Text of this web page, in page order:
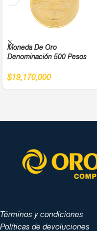
Moneda De Oro
Denominación 500 Pesos
Panamericanos Año 1971 Cali
$19,170,000
Términos y condiciones
Políticas de devoluciones